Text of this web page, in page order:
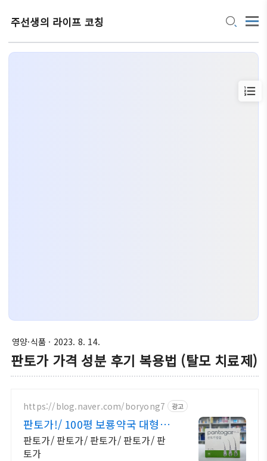
주선생의 라이프 코칭
영양·식품 · 2023. 8. 14.
판토가 가격 성분 후기 복용법 (탈모 치료제)
https://blog.naver.com/boryong7 광고
판토가!/ 100평 보룡약국 대형약
국/태릉입구,육사 근처
판토가/ 판토가/ 판토가/ 판토가/ 판
토가